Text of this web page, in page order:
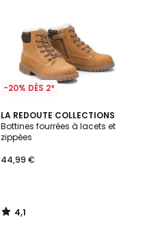
-20% DÈS 2*
LA REDOUTE COLLECTIONS
Bottines fourrées à lacets et
zippées
44,99 €
4,1
/ 5
4,1
/